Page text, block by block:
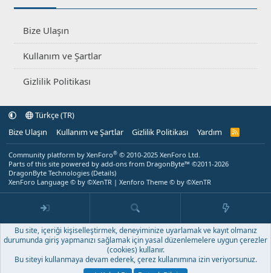
Bize Ulaşın
Kullanım ve Şartlar
Gizlilik Politikası
Türkçe (TR)
Bize Ulaşın
Kullanım ve Şartlar Gizlilik Politikası Yardım
R
Community platform by XenForo® © 2010-2025 XenForo Ltd.
Parts of this site powered by add-ons from DragonByte™ ©2011-2026
DragonByte Technologies (Details)
XenForo Language © by ©XenTR | Xenforo Theme © by ©XenTR
Bu site, içeriği kişiselleştirmek, deneyiminize uyarlamak ve kayıt olmanız
durumunda giriş yapmanızı sağlamak için yasal düzenlemelere uygun çerezler
(cookies) kullanır.
Bu siteyi kullanmaya devam ederek, çerez kullanımına izin veriyorsunuz.